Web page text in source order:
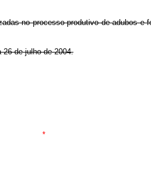
no processo produtivo de adubos e
de julho de 2004.
*